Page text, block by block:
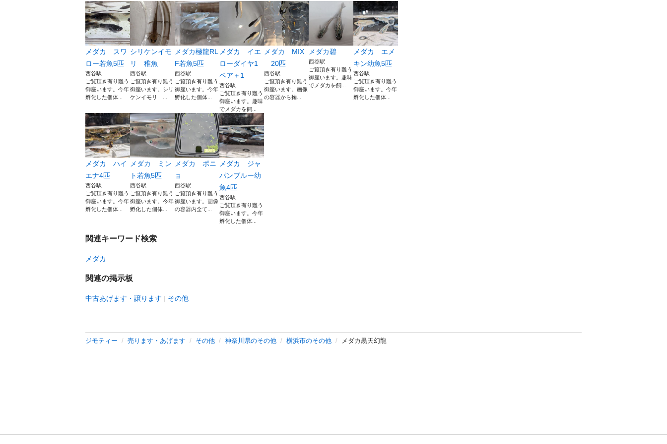
メダカ スワ
ロー若魚5匹
西谷駅
ご覧頂き有り難う
御座います。今年
孵化した個体...
シリケンイモ
リ 稚魚
西谷駅
ご覧頂き有り難う
御座います。シリ
ケンイモリ ...
メダカ極龍RL
F若魚5匹
西谷駅
ご覧頂き有り難う
御座います。今年
孵化した個体...
メダカ イエ
ローダイヤ1
ベア＋1
西谷駅
ご覧頂き有り難う
御座います。趣味
でメダカを飼...
メダカ MIX
20匹
西谷駅
ご覧頂き有り難う
御座います。画像
の容器から掬...
メダカ碧
西谷駅
ご覧頂き有り難う
御座います。趣味
でメダカを飼...
メダカ エメ
キン幼魚5匹
西谷駅
ご覧頂き有り難う
御座います。今年
孵化した個体...
メダカ ハイ
エナ4匹
西谷駅
ご覧頂き有り難う
御座います。今年
孵化した個体...
メダカ ミン
ト若魚5匹
西谷駅
ご覧頂き有り難う
御座います。今年
孵化した個体...
メダカ ポニ
ョ
西谷駅
ご覧頂き有り難う
御座います。画像
の容器内全て...
メダカ ジャ
パンブルー幼
魚4匹
西谷駅
ご覧頂き有り難う
御座います。今年
孵化した個体...
関連キーワード検索
メダカ
関連の掲示板
中古あげます・譲ります その他
ジモティー 売ります・あげます その他 神奈川県のその他 横浜市のその他 メダカ黒天幻龍